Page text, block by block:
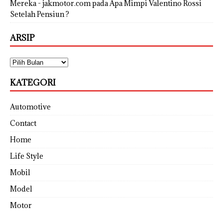
Mereka - jakmotor.compadaApa Mimpi Valentino Rossi
Setelah Pensiun ?
ARSIP
KATEGORI
Automotive
Contact
Home
Life Style
Mobil
Model
Motor